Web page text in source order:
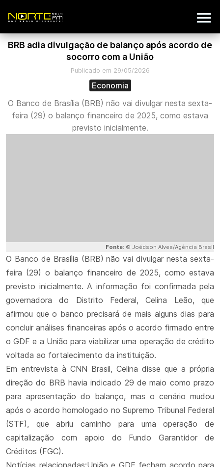
BRB adia divulgação de balanço após acordo de
socorro com a União
Publicado em 29/05/2026
Economia
O Banco de Brasília (BRB) não vai divulgar nesta sexta-
feira (29) o balanço financeiro de 2025, como estava
previsto inicialmente.
Fonte: © Joédson Alves/Agência Brasil
O Banco de Brasília (BRB) não vai divulgar nesta sexta-
feira (29) o balanço financeiro de 2025, como estava
previsto inicialmente. A informação foi confirmada pela
governadora do Distrito Federal, Celina Leão, que
afirmou que o banco precisará de mais alguns dias para
concluir análises financeiras após o acordo firmado entre
o GDF e a União para viabilizar uma operação de crédito
voltada ao fortalecimento da instituição.
Em entrevista à CNN Brasil, Celina disse que a própria
direção do BRB havia indicado 29 de maio como prazo
para apresentação do balanço, mas o cenário mudou
após o acordo homologado no Supremo Tribunal Federal
(STF), que abriu caminho para uma operação de
capitalização com apoio do Fundo Garantidor de
Créditos (FGC).
Notícias relacionadas:União e GDF fecham acordo para